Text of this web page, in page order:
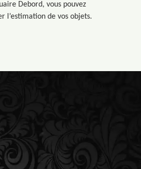
Debord, vous pouvez
l’estimation de vos objets.